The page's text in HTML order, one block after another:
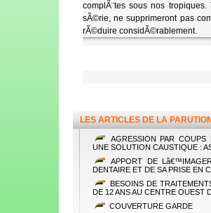
complÃ¨tes sous nos
sÃ©rie, ne supprimeront pas
rÃ©duire considÃ©rablement.
LES ARTICLES DE LA
AGRESSION PAR COUPS
UNE SOLUTION CAUSTIQUE :
APPORT DE
DENTAIRE ET DE SA PRISE EN
BESOINS DE
DE 12 ANS AU CENTRE OUEST
COUVERTURE GARDE